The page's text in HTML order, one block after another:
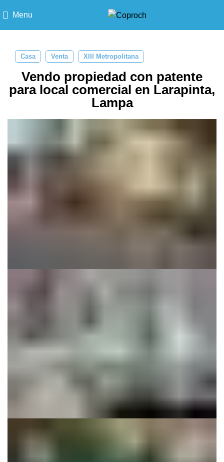
Menu
Casa Venta XIII Metropolitana
Vendo propiedad con patente
para local comercial en Larapinta,
Lampa